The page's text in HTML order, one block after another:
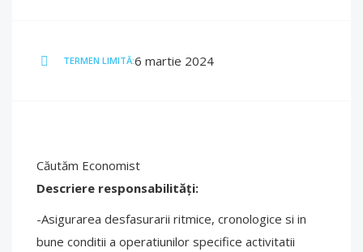
TERMEN LIMITĂ:6 martie 2024
Căutăm Economist
Descriere responsabilități:
-Asigurarea desfasurarii ritmice, cronologice si in
bune conditii a operatiunilor specifice activitatii